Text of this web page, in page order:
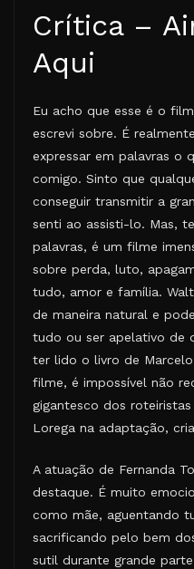
Crítica –
Aqui
Eu acho que esse é o
escrevi sobre. É
expressar em palavras o
comigo. Sinto que
conseguir transmitir a
senti ao assisti-lo. Mas,
palavras, é um filme
sobre perda, luto,
tudo, amor e família.
de maneira natural e
tudo ou ser apelativo de
ter lido o livro de Marcelo
filme, é impossível não
gigantesco dos
Lorega na adaptação,
A atuação de Fernanda
destaque. É muito
como mãe, aguentando
sacrificando pelo bem
sutil durante grande